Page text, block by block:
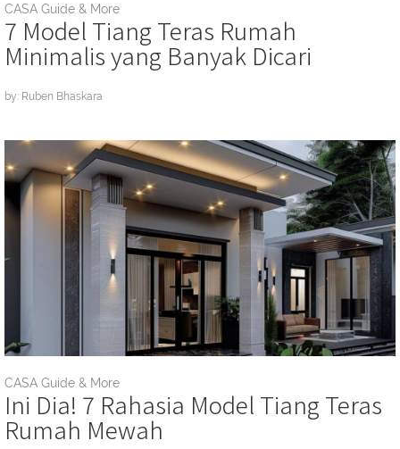
CASA Guide & More
7 Model Tiang Teras Rumah
Minimalis yang Banyak Dicari
by: Ruben Bhaskara
CASA Guide & More
Ini Dia! 7 Rahasia Model Tiang Teras
Rumah Mewah